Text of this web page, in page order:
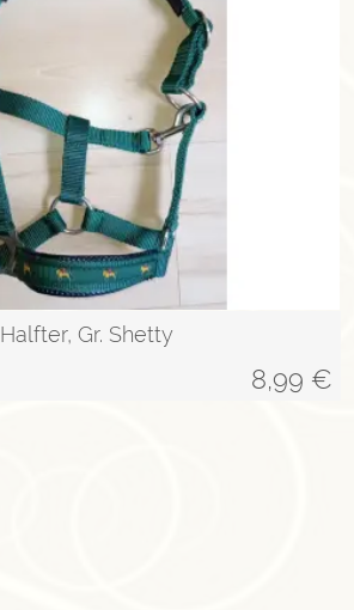
Halfter, Gr. Shetty
8,99 €